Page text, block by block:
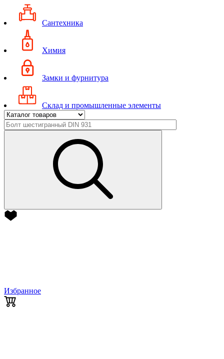
Сантехника
Химия
Замки и фурнитура
Склад и промышленные элементы
Избранное